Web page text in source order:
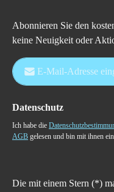
Abonnieren Sie den
keine Neuigkeit oder
E-Mail-Adresse*
Datenschutz
Ich habe die
AGB gelesen und bin mit ihnen
Die mit einem Stern (*)